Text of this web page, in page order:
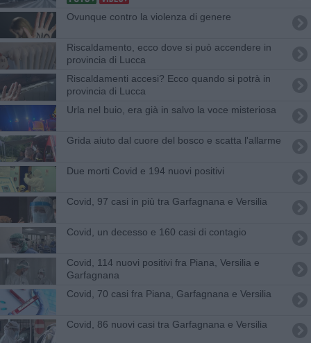
Ovunque contro la violenza di genere
Riscaldamento, ecco dove si può accendere in
provincia di Lucca
Riscaldamenti accesi? Ecco quando si potrà in
provincia di Lucca
Urla nel buio, era già in salvo la voce misteriosa
Grida aiuto dal cuore del bosco e scatta l'allarme
Due morti Covid e 194 nuovi positivi
Covid, 97 casi in più tra Garfagnana e Versilia
Covid, un decesso e 160 casi di contagio
Covid, 114 nuovi positivi fra Piana, Versilia e
Garfagnana
Covid, 70 casi fra Piana, Garfagnana e Versilia
Covid, 86 nuovi casi tra Garfagnana e Versilia